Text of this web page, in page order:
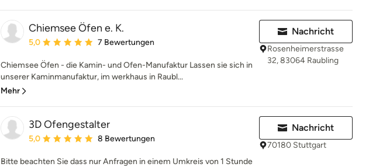
Chiemsee Öfen e. K.
Durchschnittliche Bewertung: 5 von 5 Sternen
5,0 7 Bewertungen
Chiemsee Öfen - die Kamin- und Ofen-Manufaktur Lassen sie sich in
unserer Kaminmanufaktur, im werkhaus in Raubl...
Mehr
Nachricht
Rosenheimerstrasse
32, 83064 Raubling
3D Ofengestalter
Durchschnittliche Bewertung: 5 von 5 Sternen
5,0 8 Bewertungen
Bitte beachten Sie dass nur Anfragen in einem Umkreis von 1 Stunde
Nachricht
70180 Stuttgart